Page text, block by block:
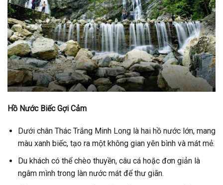
Hồ Nước Biếc Gợi Cảm
Dưới chân Thác Trắng Minh Long là hai hồ nước lớn, mang
màu xanh biếc, tạo ra một không gian yên bình và mát mẻ.
Du khách có thể chèo thuyền, câu cá hoặc đơn giản là
ngâm mình trong làn nước mát để thư giãn.